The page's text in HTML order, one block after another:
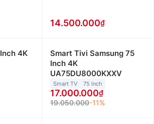
14.500.000
4K
Smart Tivi Samsung 75
Inch 4K
UA75DU8000KXXV
Smart TV 75 Inch
17.000.000
19.050.000-11%